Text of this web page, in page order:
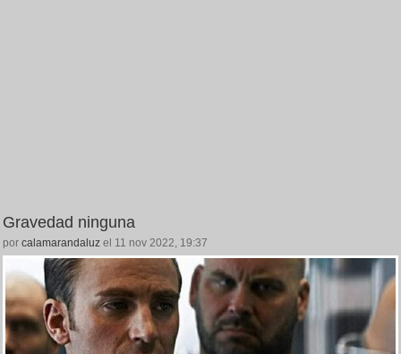
Gravedad ninguna
por calamarandaluz el 11 nov 2022, 19:37